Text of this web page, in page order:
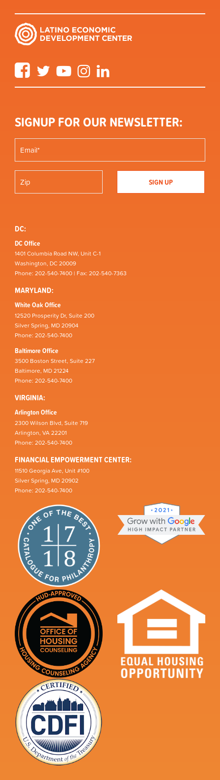
FacebookTwitter YouTube Instagram
SIGNUP FOR OUR NEWSLETTER:
DC:
DC Office
1401 Columbia Road NW, Unit C-1
Washington, DC 20009
Phone: 202-540-7400 | Fax: 202-540-7363
MARYLAND:
White Oak Office
12520 Prosperity Dr, Suite 200
Silver Spring, MD 20904
Phone: 202-540-7400
Baltimore Office
3500 Boston Street, Suite 227
Baltimore, MD 21224
Phone: 202-540-7400
VIRGINIA:
Arlington Office
2300 Wilson Blvd, Suite 719
Arlington, VA 22201
Phone: 202-540-7400
FINANCIAL EMPOWERMENT CENTER:
11510 Georgia Ave, Unit #100
Silver Spring, MD 20902
Phone: 202-540-7400